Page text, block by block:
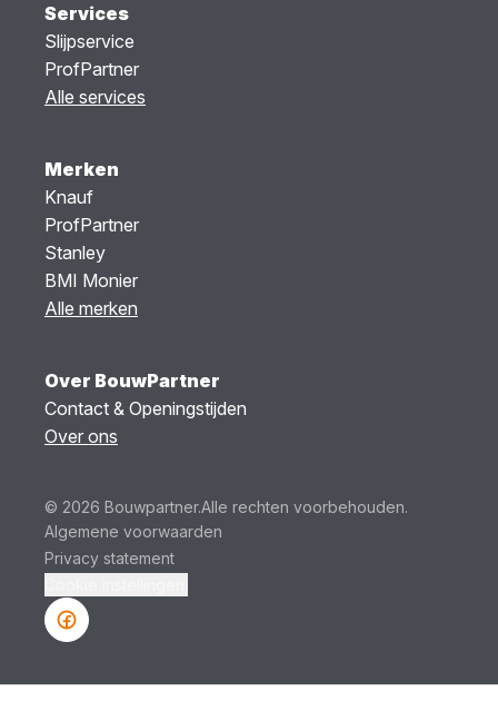
Services
Slijpservice
ProfPartner
Alle services
Merken
Knauf
ProfPartner
Stanley
BMI Monier
Alle merken
Over BouwPartner
Contact & Openingstijden
Over ons
© 2026 Bouwpartner.Alle rechten voorbehouden.
Algemene voorwaarden
Privacy statement